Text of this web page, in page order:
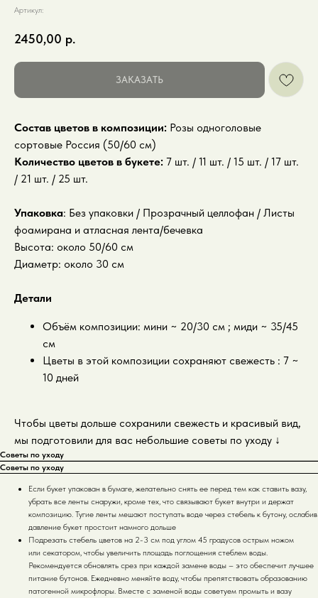
Артикул:
2450,00 р.
ЗАКАЗАТЬ
Состав цветов в композиции: Розы одноголовые
сортовые Россия (50/60 см)
Количество цветов в букете: 7 шт. / 11 шт. / 15 шт. / 17 шт.
/ 21 шт. / 25 шт.
Упаковка: Без упаковки / Прозрачный целлофан / Листы
фоамирана и атласная лента/бечевка
Высота: около 50/60 см
Диаметр: около 30 см
Детали
Объём композиции: мини ~ 20/30 см ; миди ~ 35/45
см
Цветы в этой композиции сохраняют свежесть : 7 ~
10 дней
Чтобы цветы дольше сохранили свежесть и красивый вид,
мы подготовили для вас небольшие советы по уходу ↓
Советы по уходу
Советы по уходу
Если букет упакован в бумаге, желательно снять ее перед тем как ставить вазу,
убрать все ленты снаружи, кроме тех, что связывают букет внутри и держат
композицию. Тугие ленты мешают поступать воде через стебель к бутону, ослабив
давление букет простоит намного дольше
Подрезать стебель цветов на 2-3 см под углом 45 градусов острым ножом
или секатором, чтобы увеличить площадь поглощения стеблем воды.
Рекомендуется обновлять срез при каждой замене воды – это обеспечит лучшее
питание бутонов. Ежедневно меняйте воду, чтобы препятствовать образованию
патогенной микрофлоры. Вместе с заменой воды советуем промыть и вазу